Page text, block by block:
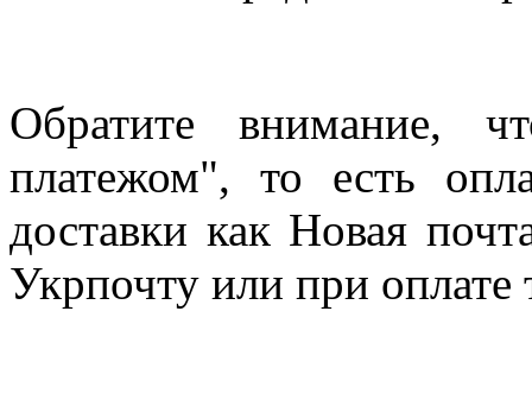
Обратите внимание,
платежом", то есть
доставки как Новая
Укрпочту или при оплате